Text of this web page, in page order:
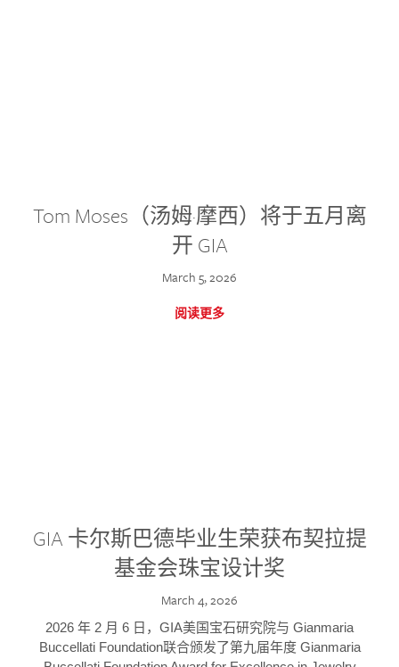
Tom Moses（汤姆·摩西）将于五月离
开 GIA
March 5, 2026
阅读更多
GIA 卡尔斯巴德毕业生荣获布契拉提
基金会珠宝设计奖
March 4, 2026
2026 年 2 月 6 日，GIA美国宝石研究院与 Gianmaria
Buccellati Foundation联合颁发了第九届年度 Gianmaria